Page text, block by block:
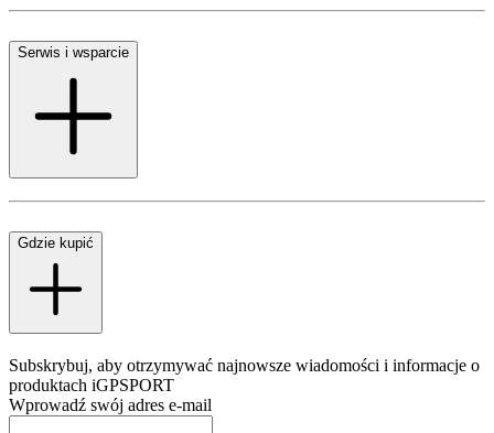
Serwis i wsparcie
Gdzie kupić
Subskrybuj, aby otrzymywać najnowsze wiadomości i informacje o
produktach iGPSPORT
Wprowadź swój adres e-mail